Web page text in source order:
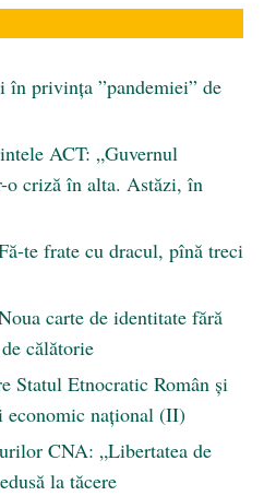
în privința ”pandemiei” de
ACT: „Guvernul
o criză în alta. Astăzi, în
te frate cu dracul, pînă treci
carte de identitate fără
călătorie
Statul Etnocratic Român şi
economic naţional (II)
CNA: „Libertatea de
la tăcere